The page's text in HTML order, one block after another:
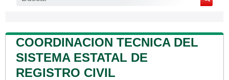
COORDINACION TECNICA DEL
SISTEMA ESTATAL DE
REGISTRO CIVIL